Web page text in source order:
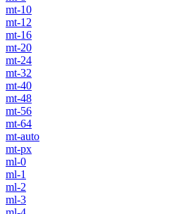
mt-10
mt-12
mt-16
mt-20
mt-24
mt-32
mt-40
mt-48
mt-56
mt-64
mt-auto
mt-px
ml-0
ml-1
ml-2
ml-3